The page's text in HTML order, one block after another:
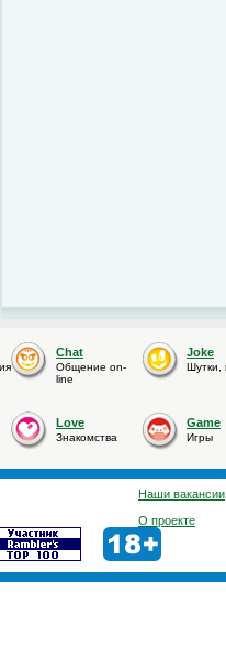
Chat
Общение on-
line
Joke
Шутки,
Love
Знакомства
Game
Игры
Наши вакансии
О проекте